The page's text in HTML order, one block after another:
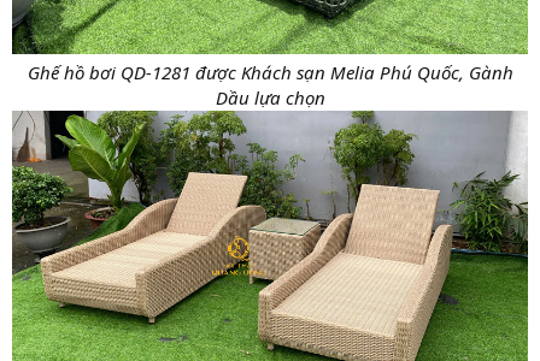
Ghế hồ bơi QD-1281 được Khách sạn Melia Phú Quốc, Gành
Dầu lựa chọn